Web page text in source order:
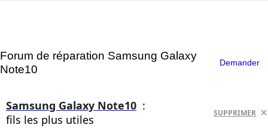
Forum de réparation Samsung Galaxy
Note10
Demander
Samsung Galaxy Note10 :
fils les plus utiles
SUPPRIMER